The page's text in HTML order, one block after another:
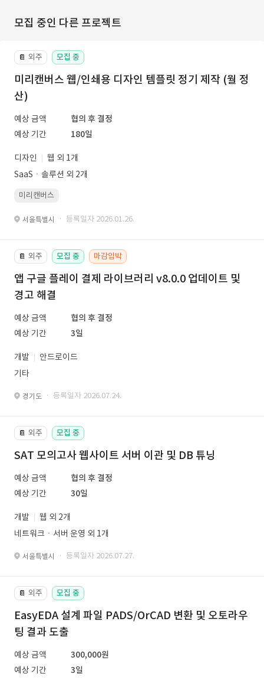
모집 중인 다른 프로젝트
📔 외주 모집 중
미리캔버스 웹/인쇄용 디자인 템플릿 정기 제작 (월 정
산)
예상 금액
협의 후 결정
예상 기간
180일
디자인
웹 외 1개
SaaSㆍ솔루션 외 2개
미리캔버스
서울특별시 · 등록일자 2026.01.26.
📔 외주 모집 중 마감임박
앱 구글 플레이 결제 라이브러리 v8.0.0 업데이트 및
경고 해결
예상 금액
협의 후 결정
예상 기간
3일
개발
안드로이드
기타
경기도 · 등록일자 2026.07.24.
📔 외주 모집 중
SAT 모의고사 웹사이트 서버 이관 및 DB 튜닝
예상 금액
협의 후 결정
예상 기간
30일
개발
웹 외 2개
네트워크ㆍ서버 운영 외 1개
서울특별시 · 등록일자 2026.07.27.
📔 외주 모집 중
EasyEDA 설계 파일 PADS/OrCAD 변환 및 오토라우
팅 결과 도출
예상 금액
300,000원
예상 기간
3일